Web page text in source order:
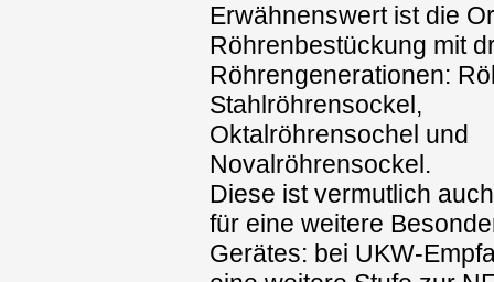
Erwähnenswert ist die
Röhrenbestückung mit
Röhrengenerationen:
Stahlröhrensockel,
Oktalröhrensochel und
Novalröhrensockel.
Diese ist vermutlich
für eine weitere
Gerätes: bei UKW-